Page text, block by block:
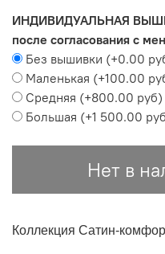
Нет в
ИНДИВИДУАЛЬНАЯ
после согласования с
Без вышивки (+0.00
Маленькая (+100.00
Средняя (+800.00 руб)
Большая (+1 500.00 руб
Коллекция Сатин-